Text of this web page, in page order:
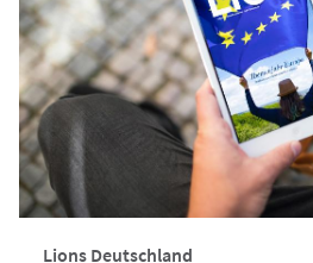
Lions Deutschland